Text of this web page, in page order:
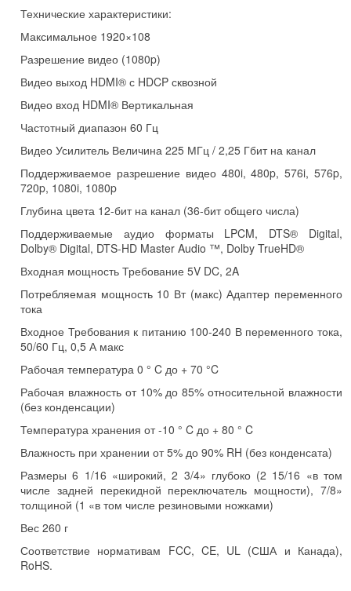
Технические характеристики:
Максимальное 1920×108
Разрешение видео (1080p)
Видео выход HDMI® с HDCP сквозной
Видео вход HDMI® Вертикальная
Частотный диапазон 60 Гц
Видео Усилитель Величина 225 МГц / 2,25 Гбит на канал
Поддерживаемое разрешение видео 480i, 480p, 576i, 576p,
720p, 1080i, 1080p
Глубина цвета 12-бит на канал (36-бит общего числа)
Поддерживаемые аудио форматы LPCM, DTS® Digital,
Dolby® Digital, DTS-HD Master Audio ™, Dolby TrueHD®
Входная мощность Требование 5V DC, 2A
Потребляемая мощность 10 Вт (макс) Адаптер переменного
тока
Входное Требования к питанию 100-240 В переменного тока,
50/60 Гц, 0,5 А макс
Рабочая температура 0 ° C до + 70 °C
Рабочая влажность от 10% до 85% относительной влажности
(без конденсации)
Температура хранения от -10 ° C до + 80 ° C
Влажность при хранении от 5% до 90% RH (без конденсата)
Размеры 6 1/16 «широкий, 2 3/4» глубоко (2 15/16 «в том
числе задней перекидной переключатель мощности), 7/8»
толщиной (1 «в том числе резиновыми ножками)
Вес 260 г
Соответствие нормативам FCC, CE, UL (США и Канада),
RoHS.